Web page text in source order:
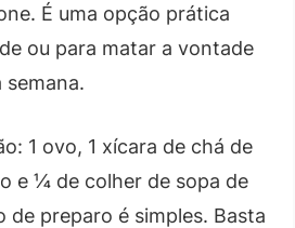
É uma opção prática
ou para matar a vontade
semana.
1 ovo, 1 xícara de chá de
e ¼ de colher de sopa de
de preparo é simples. Basta